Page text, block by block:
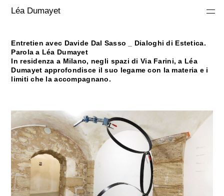
Léa Dumayet
Entretien avec Davide Dal Sasso _ Dialoghi di Estetica.
Parola a Léa Dumayet
In residenza a Milano, negli spazi di Via Farini, a Léa
Dumayet approfondisce il suo legame con la materia e i
limiti che la accompagnano.